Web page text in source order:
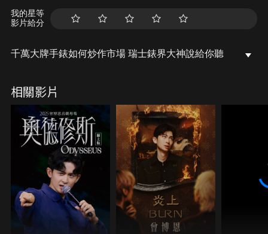
我的星等
影片給分
千萬大牌手錶如何炒作市場 瑞士錶界大神說給你聽
相關影片